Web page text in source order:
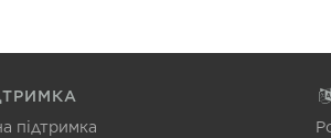
підтримка